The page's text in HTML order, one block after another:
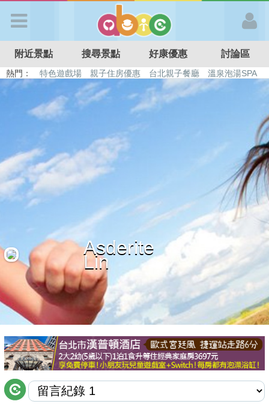
APP登入
首 頁
搜尋景點
好康優惠
最新留言
商家合作
推薦景點
討論區
聯絡我們
附近景點 搜尋景點 好康優惠 討論區
熱門： 特色遊戲場 親子住房優惠 台北親子餐廳
溫泉泡湯SPA
溜滑梯民宿
觀光工廠 日本親子景點
Asderite
Lin